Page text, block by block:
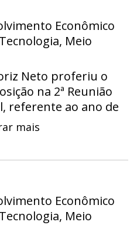
Econômico
Meio
Neto proferiu o
na 2ª Reunião
referente ao ano de
mais
Econômico
Meio